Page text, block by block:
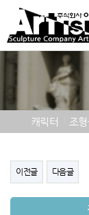
캐릭터 조
이전글 다음글